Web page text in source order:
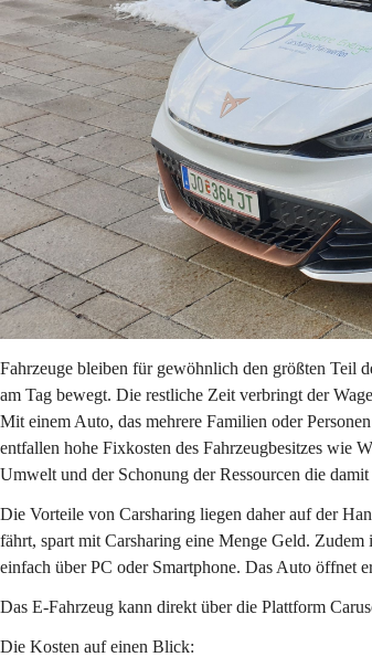
Fahrzeuge bleiben für gewöhnlich den größten Teil
am Tag bewegt. Die restliche Zeit verbringt der
Mit einem Auto, das mehrere Familien oder
entfallen hohe Fixkosten des Fahrzeugbesitzes wie
Umwelt und der Schonung der Ressourcen die
Die Vorteile von Carsharing liegen daher auf der
fährt, spart mit Carsharing eine Menge Geld.
einfach über PC oder Smartphone. Das Auto öffnet
Das E-Fahrzeug kann direkt über die Plattform
Die Kosten auf einen Blick: